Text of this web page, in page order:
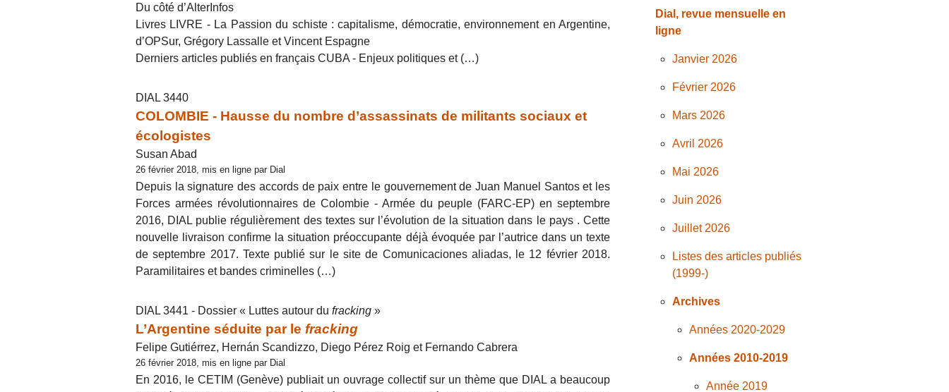
Du côté d’AlterInfos
Livres LIVRE - La Passion du schiste : capitalisme, démocratie, environnement en Argentine,
d’OPSur, Grégory Lassalle et Vincent Espagne
Derniers articles publiés en français CUBA - Enjeux politiques et (…)
DIAL 3440
COLOMBIE - Hausse du nombre d’assassinats de militants sociaux et
écologistes
Susan Abad
26 février 2018, mis en ligne par Dial
Depuis la signature des accords de paix entre le gouvernement de Juan Manuel Santos et les
Forces armées révolutionnaires de Colombie - Armée du peuple (FARC-EP) en septembre
2016, DIAL publie régulièrement des textes sur l’évolution de la situation dans le pays . Cette
nouvelle livraison confirme la situation préoccupante déjà évoquée par l’autrice dans un texte
de septembre 2017. Texte publié sur le site de Comunicaciones aliadas, le 12 février 2018.
Paramilitaires et bandes criminelles (…)
DIAL 3441 - Dossier « Luttes autour du fracking »
L’Argentine séduite par le fracking
Felipe Gutiérrez, Hernán Scandizzo, Diego Pérez Roig et Fernando Cabrera
26 février 2018, mis en ligne par Dial
En 2016, le CETIM (Genève) publiait un ouvrage collectif sur un thème que DIAL a beaucoup
Dial, revue mensuelle en
ligne
Janvier 2026
Février 2026
Mars 2026
Avril 2026
Mai 2026
Juin 2026
Juillet 2026
Listes des articles publiés
(1999-)
Archives
Années 2020-2029
Années 2010-2019
Année 2019